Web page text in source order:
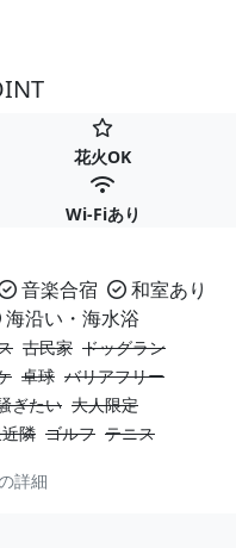
花火OK
Wi-Fiあり
音楽合宿
和室あり
海沿い・海水浴
古民家 ドッグラン
卓球 バリアフリー
ぎたい 大人限定
隣 ゴルフ テニス
詳細